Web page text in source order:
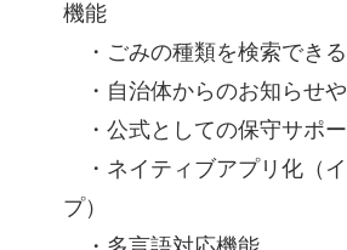
機能
・ごみの種類を検索でき
・自治体からのお知らせ
・公式としての保守サポー
・ネイティブアプリ化（
プ）